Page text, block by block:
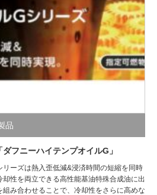
品
フニーハイテンプオイルG」
ーズは熱入歪低減&浸済時間の短縮を同時
性を両立できる高性能基油特殊合成油に出
み合わせることで、冷却性をさらに高めな